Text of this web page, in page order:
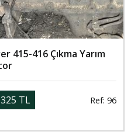
415-416 Çıkma Yarım
TL Ref: 96